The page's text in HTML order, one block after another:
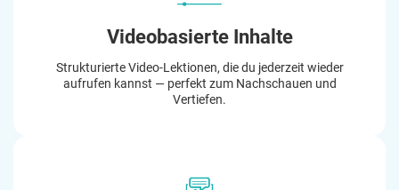
Videobasierte Inhalte
Strukturierte Video-Lektionen, die du jederzeit wieder
aufrufen kannst — perfekt zum Nachschauen und
Vertiefen.